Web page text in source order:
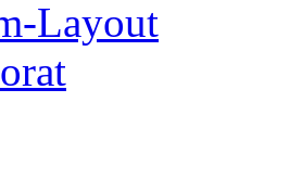
Layout